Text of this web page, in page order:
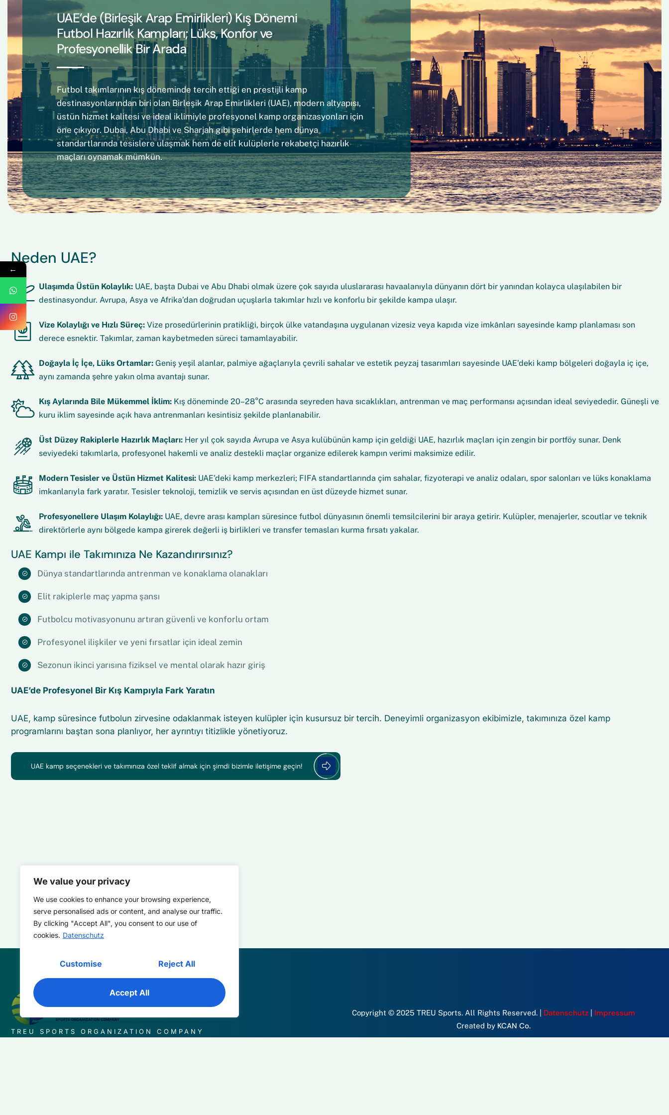
We value your privacy
We use cookies to enhance your browsing experience,
serve personalised ads or content, and analyse our traffic.
By clicking "Accept All", you consent to our use of
cookies. Datenschutz
Customise Reject All
Accept All
UAE’de (Birleşik Arap Emirlikleri) Kış Dönemi
Futbol Hazırlık Kampları; Lüks, Konfor ve
Profesyonellik Bir Arada
Futbol takımlarının kış döneminde tercih ettiği en prestijli kamp
destinasyonlarından biri olan Birleşik Arap Emirlikleri (UAE), modern altyapısı,
üstün hizmet kalitesi ve ideal iklimiyle profesyonel kamp organizasyonları için
öne çıkıyor. Dubai, Abu Dhabi ve Sharjah gibi şehirlerde hem dünya
standartlarında tesislere ulaşmak hem de elit kulüplerle rekabetçi hazırlık
maçları oynamak mümkün.
Neden UAE?
Ulaşımda Üstün Kolaylık:UAE, başta Dubai ve Abu Dhabi olmak üzere çok sayıda uluslararası havaalanıyla dünyanın dört bir yanından kolayca ulaşılabilen bir
destinasyondur. Avrupa, Asya ve Afrika’dan doğrudan uçuşlarla takımlar hızlı ve konforlu bir şekilde kampa ulaşır.
Vize Kolaylığı ve Hızlı Süreç:Vize prosedürlerinin pratikliği, birçok ülke vatandaşına uygulanan vizesiz veya kapıda vize imkânları sayesinde kamp planlaması son
derece esnektir. Takımlar, zaman kaybetmeden süreci tamamlayabilir.
Doğayla İç İçe, Lüks Ortamlar:Geniş yeşil alanlar, palmiye ağaçlarıyla çevrili sahalar ve estetik peyzaj tasarımları sayesinde UAE’deki kamp bölgeleri doğayla iç içe,
aynı zamanda şehre yakın olma avantajı sunar.
Kış Aylarında Bile Mükemmel İklim:Kış döneminde 20–28°C arasında seyreden hava sıcaklıkları, antrenman ve maç performansı açısından ideal seviyededir. Güneşli ve
kuru iklim sayesinde açık hava antrenmanları kesintisiz şekilde planlanabilir.
Üst Düzey Rakiplerle Hazırlık Maçları:Her yıl çok sayıda Avrupa ve Asya kulübünün kamp için geldiği UAE, hazırlık maçları için zengin bir portföy sunar. Denk
seviyedeki takımlarla, profesyonel hakemli ve analiz destekli maçlar organize edilerek kampın verimi maksimize edilir.
Modern Tesisler ve Üstün Hizmet Kalitesi:UAE'deki kamp merkezleri; FIFA standartlarında çim sahalar, fizyoterapi ve analiz odaları, spor salonları ve lüks konaklama
imkanlarıyla fark yaratır. Tesisler teknoloji, temizlik ve servis açısından en üst düzeyde hizmet sunar.
Profesyonellere Ulaşım Kolaylığı:UAE, devre arası kampları süresince futbol dünyasının önemli temsilcilerini bir araya getirir. Kulüpler, menajerler, scoutlar ve teknik
direktörlerle aynı bölgede kampa girerek değerli iş birlikleri ve transfer temasları kurma fırsatı yakalar.
UAE Kampı ile Takımınıza Ne Kazandırırsınız?
Dünya standartlarında antrenman ve konaklama olanakları
Elit rakiplerle maç yapma şansı
Futbolcu motivasyonunu artıran güvenli ve konforlu ortam
Profesyonel ilişkiler ve yeni fırsatlar için ideal zemin
Sezonun ikinci yarısına fiziksel ve mental olarak hazır giriş
UAE’de Profesyonel Bir Kış Kampıyla Fark Yaratın
UAE, kamp süresince futbolun zirvesine odaklanmak isteyen kulüpler için kusursuz bir tercih. Deneyimli organizasyon ekibimizle, takımınıza özel kamp
programlarını baştan sona planlıyor, her ayrıntıyı titizlikle yönetiyoruz.
UAE kamp seçenekleri ve takımınıza özel teklif almak için şimdi bizimle iletişime geçin!
TREU SPORTS ORGANIZATION COMPANY
Copyright © 2025 TREU Sports. All Rights Reserved. | Datenschutz| Impressum
Created by KCAN Co.
←